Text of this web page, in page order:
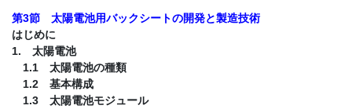
第3節 太陽電池用バックシートの開発と製造技術
はじめに
1. 太陽電池
1.1 太陽電池の種類
1.2 基本構成
1.3 太陽電池モジュール